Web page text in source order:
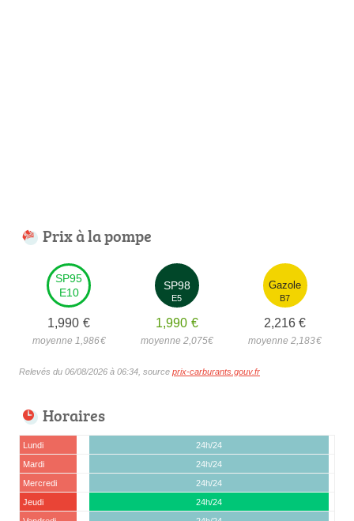
Prix à la pompe
SP95
E10
1,990 €
moyenne 1,986€
SP98
E5
1,990 €
moyenne 2,075€
Gazole
B7
2,216 €
moyenne 2,183€
Relevés du 06/08/2026 à 06:34, source prix-carburants.gouv.fr
Horaires
Lundi
24h/24
Mardi
24h/24
Mercredi
24h/24
Jeudi
24h/24